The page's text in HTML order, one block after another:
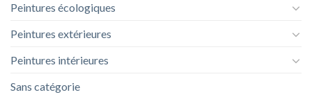
Peintures écologiques
Peintures extérieures
Peintures intérieures
Sans catégorie